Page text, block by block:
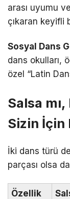
arası uyumu
çıkaran keyifli
Sosyal Dans
dans okulları,
özel “Latin
Salsa
Sizin İçin
İki dans türü
parçası olsa
Özellik